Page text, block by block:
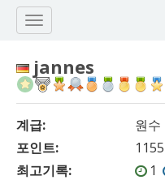
jannes
계급:
원수
포인트:
1155
최고기록: 1